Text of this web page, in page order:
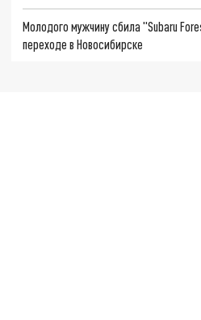
Молодого мужчину сбила "Subaru
переходе в Новосибирске